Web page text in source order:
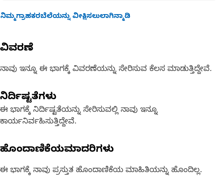
ನಿಮ್ಮಗ್ರಾಹಕರಬೆಲೆಯನ್ನು ವೀಕ್ಷಿಸಲುಲಾಗಿನ್ಮಾಡಿ
ವಿವರಣೆ
ನಾವು ಇನ್ನೂ ಈ ಭಾಗಕ್ಕೆ ವಿವರಣೆಯನ್ನು ಸೇರಿಸುವ ಕೆಲಸ ಮಾಡುತ್ತಿದ್ದೇವೆ.
ನಿರ್ದಿಷ್ಟತೆಗಳು
ಈ ಭಾಗಕ್ಕೆ ನಿರ್ದಿಷ್ಟತೆಯನ್ನು ಸೇರಿಸುವಲ್ಲಿ ನಾವು ಇನ್ನೂ
ಕಾರ್ಯನಿರ್ವಹಿಸುತ್ತಿದ್ದೇವೆ.
ಹೊಂದಾಣಿಕೆಯಮಾದರಿಗಳು
ಈ ಭಾಗಕ್ಕೆ ನಾವು ಪ್ರಸ್ತುತ ಹೊಂದಾಣಿಕೆಯ ಮಾಹಿತಿಯನ್ನು ಹೊಂದಿಲ್ಲ.